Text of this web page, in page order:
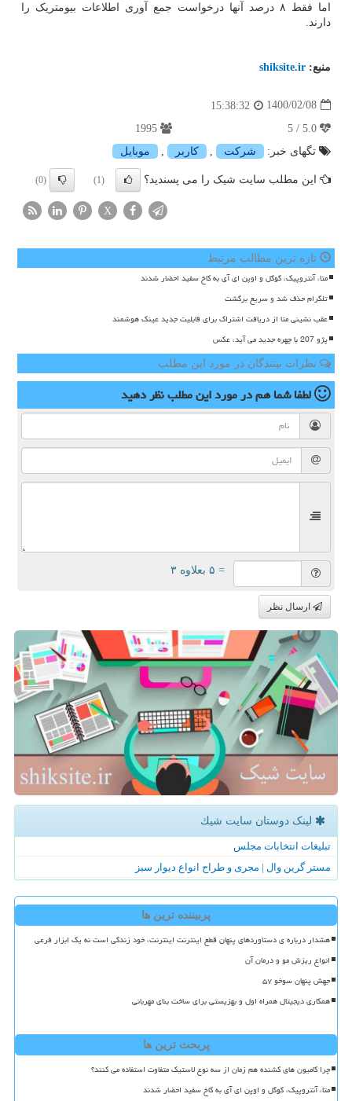
اما فقط ۸ درصد آنها درخواست جمع آوری اطلاعات بیومتریک را
دارند.
منبع: shiksite.ir
1400/02/08
15:38:32
تگهای خبر:
شركت كاربر موبایل
این مطلب سایت شیک را می پسندید؟ (1)
(0)
X
تازه ترین مطالب مرتبط
متا، آنتروپیک، گوگل و اوپن ای آی به کاخ سفید احضار شدند
تلگرام حذف شد و سریع برگشت
عقب نشینی متا از دریافت اشتراک برای قابلیت جدید عینک هوشمند
پژو 207 با چهره جدید می آید، عکس
نظرات بینندگان در مورد این مطلب
لطفا شما همدر مورد این مطلبنظر دهید
= ۵ بعلاوه ۳
ارسال نظر
لینک دوستان سایت شیك
تبلیغات انتخابات مجلس
مستر گرین وال | مجری و طراح انواع دیوار سبز
پربیننده ترین ها
هشدار درباره ی دستاوردهای پنهان قطع اینترنت اینترنت، خود زندگی است نه یک ابزار فرعی
انواع ریزش مو و درمان آن
جهش پنهان سوخو ۵۷
همکاری دیجیتال همراه اول و بهزیستی برای ساخت بنای مهربانی
پربحث ترین ها
چرا کامیون های کشنده هم زمان از سه نوع لاستیک متفاوت استفاده می کنند؟
متا، آنتروپیک، گوگل و اوپن ای آی به کاخ سفید احضار شدند